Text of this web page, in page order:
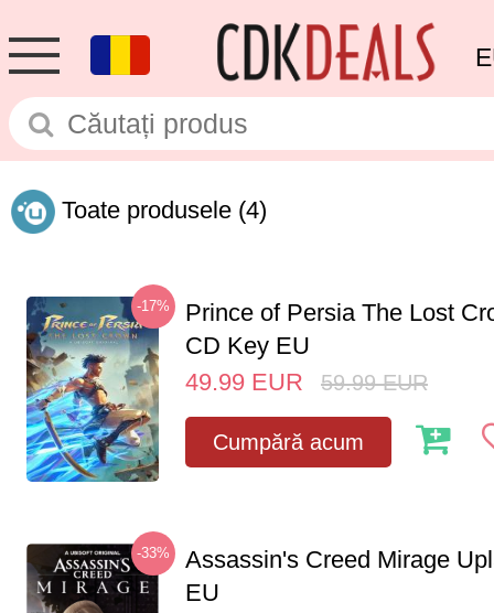
Toate produsele (4)
-17%
Prince of Persia The Lost
CD Key EU
49.99 EUR 59.99 EUR
Cumpără acum
-33%
Assassin's Creed Mirage
EU